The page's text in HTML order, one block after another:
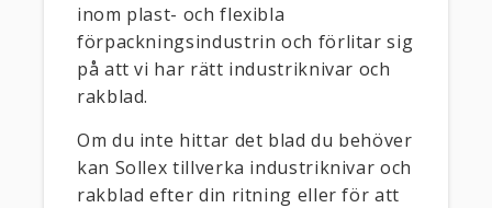
inom plast- och flexibla
förpackningsindustrin och förlitar sig
på att vi har rätt industriknivar och
rakblad.
Om du inte hittar det blad du behöver
kan Sollex tillverka industriknivar och
rakblad efter din ritning eller för att